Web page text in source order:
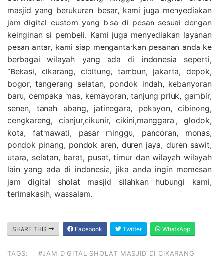
masjid yang berukuran besar, kami juga menyediakan
jam digital custom yang bisa di pesan sesuai dengan
keinginan si pembeli. Kami juga menyediakan layanan
pesan antar, kami siap mengantarkan pesanan anda ke
berbagai wilayah yang ada di indonesia seperti,
“Bekasi, cikarang, cibitung, tambun, jakarta, depok,
bogor, tangerang selatan, pondok indah, kebanyoran
baru, cempaka mas, kemayoran, tanjung priuk, gambir,
senen, tanah abang, jatinegara, pekayon, cibinong,
cengkareng, cianjur,cikunir, cikini,manggarai, glodok,
kota, fatmawati, pasar minggu, pancoran, monas,
pondok pinang, pondok aren, duren jaya, duren sawit,
utara, selatan, barat, pusat, timur dan wilayah wilayah
lain yang ada di indonesia, jika anda ingin memesan
jam digital sholat masjid silahkan hubungi kami,
terimakasih, wassalam.
SHARE THIS Facebook Twitter WhatsApp
TAGS:
#JAM DIGITAL SHOLAT MASJID DI CIKARANG